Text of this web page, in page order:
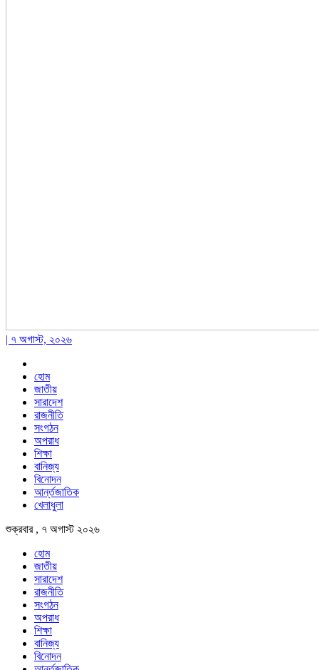
| ৭ অগাস্ট, ২০২৬
হোম
জাতীয়
সারাদেশ
রাজনীতি
সংগঠন
অপরাধ
শিক্ষা
বানিজ্য
বিনোদন
আর্ন্তজাতিক
খেলাধুলা
শুক্রবার , ৭ অগাস্ট ২০২৬
হোম
জাতীয়
সারাদেশ
রাজনীতি
সংগঠন
অপরাধ
শিক্ষা
বানিজ্য
বিনোদন